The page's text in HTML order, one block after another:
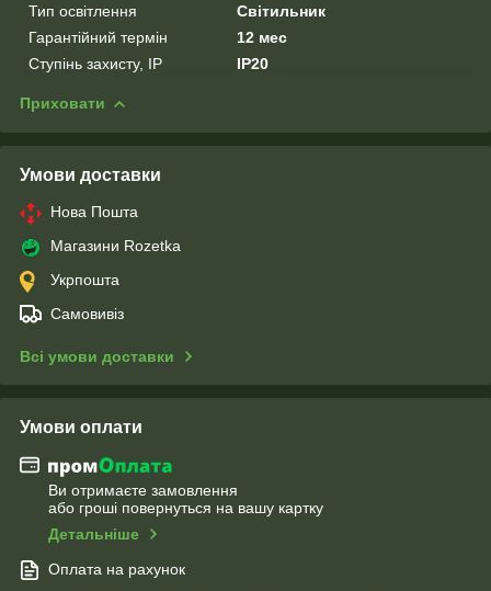
Тип освітлення
Світильник
Гарантійний термін
12 мес
Ступінь захисту, IP
IP20
Приховати
Умови доставки
Нова Пошта
Магазини Rozetka
Укрпошта
Самовивіз
Всі умови доставки
Умови оплати
Ви отримаєте замовлення
або гроші повернуться на вашу картку
Детальніше
Оплата на рахунок